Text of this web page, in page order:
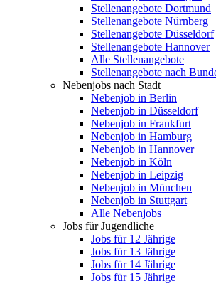
Stellenangebote Dortmund
Stellenangebote Nürnberg
Stellenangebote Düsseldorf
Stellenangebote Hannover
Alle Stellenangebote
Stellenangebote nach
Nebenjobs nach Stadt
Nebenjob in Berlin
Nebenjob in Düsseldorf
Nebenjob in Frankfurt
Nebenjob in Hamburg
Nebenjob in Hannover
Nebenjob in Köln
Nebenjob in Leipzig
Nebenjob in München
Nebenjob in Stuttgart
Alle Nebenjobs
Jobs für Jugendliche
Jobs für 12 Jährige
Jobs für 13 Jährige
Jobs für 14 Jährige
Jobs für 15 Jährige